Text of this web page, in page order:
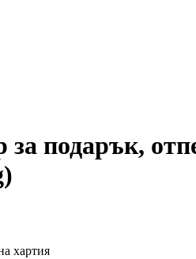
подарък,
хартия